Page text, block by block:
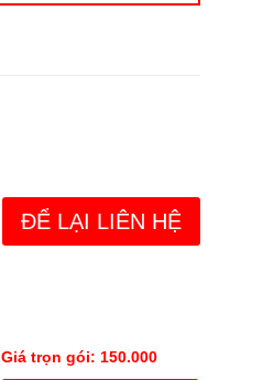
ĐỂ LẠI LIÊN HỆ
Giá trọn gói: 150.000